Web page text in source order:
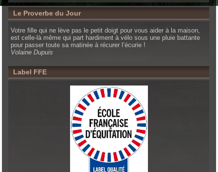
Le Proverbe du Jour
Votre fille qui ne lève pas le petit doigt pour vous aider à la maison,
est celle-là même qui part hardiment à vélo sous une pluie battante
pour passer toute sa matinée à récurer l’écurie !
Volaine Dupuis
Label FFE